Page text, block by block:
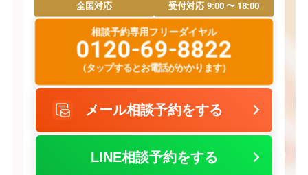
全国対応 受付対応9:00 〜 18:00
相談予約専用フリーダイヤル
0120-69-8822
（タップするとお電話がかかります）
メール相談予約をする
LINE相談予約をする